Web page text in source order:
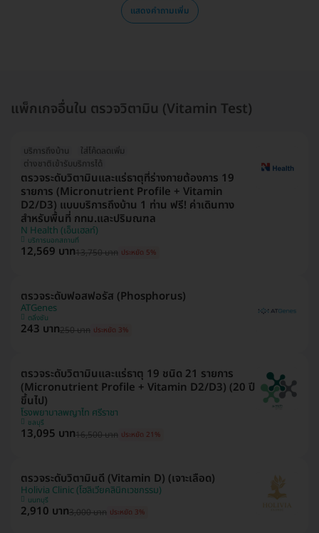
แสดงคำถามเพิ่ม
แพ็กเกจอื่นใน ตรวจวิตามิน (Vitamin Test)
บริการถึงบ้าน
ใส่โค้ดลดเพิ่ม
ต่างชาติเข้ารับบริการได้
ตรวจระดับวิตามินและแร่ธาตุที่ร่างกายต้องการ 19
รายการ (Micronutrient Profile + Vitamin
D2/D3) แบบบริการถึงบ้าน 1 ท่าน ฟรี! ค่าเดินทาง
สำหรับพื้นที่ กทม.และปริมณฑล
N Health (เอ็นเฮลท์)
บริการนอกสถานที่
12,569 บาท13,750 บาท ประหยัด 5%
ตรวจระดับฟอสฟอรัส (Phosphorus)
ATGenes
ตลิ่งชัน
243 บาท250 บาท ประหยัด 3%
ตรวจระดับวิตามินและแร่ธาตุ 19 ชนิด 21 รายการ
(Micronutrient Profile + Vitamin D2/D3) (20 ปี
ขึ้นไป)
โรงพยาบาลพญาไท ศรีราชา
ชลบุรี
13,095 บาท16,500 บาท ประหยัด 21%
ตรวจระดับวิตามินดี (Vitamin D) (เจาะเลือด)
Holivia Clinic (โฮลิเวียคลินิกเวชกรรม)
นนทบุรี
2,910 บาท3,000 บาท ประหยัด 3%